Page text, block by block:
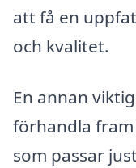
att få en
och kvalitet.
En annan
förhandla
som passar